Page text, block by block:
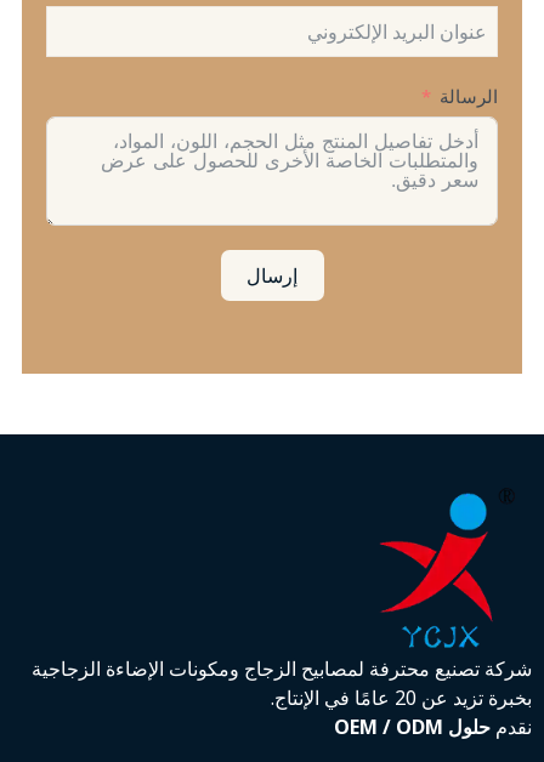
الرسالة
إرسال
شركة تصنيع محترفة لمصابيح الزجاج ومكونات الإضاءة الزجاجية
بخبرة تزيد عن 20 عامًا في الإنتاج.
نقدم حلول OEM / ODM